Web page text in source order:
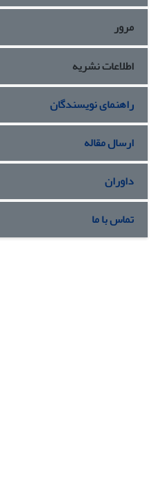
مرور
اطلاعات نشریه
راهنمای نویسندگان
ارسال مقاله
داوران
تماس با ما